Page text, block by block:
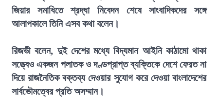
জিয়ার সমাধিতে শ্রদ্ধা নিবেদন শেষে সাংবাদিকদের সঙ্গে
আলাপকালে তিনি এসব কথা বলেন।
রিজভী বলেন, দুই দেশের মধ্যে বিদ্যমান আইনি কাঠামো থাকা
সত্ত্বেও একজন পলাতক ও দণ্ডপ্রাপ্ত ব্যক্তিকে দেশে ফেরত না
দিয়ে রাজনৈতিক বক্তব্য দেওয়ার সুযোগ করে দেওয়া বাংলাদেশের
সার্বভৌমত্বের প্রতি অসম্মান।